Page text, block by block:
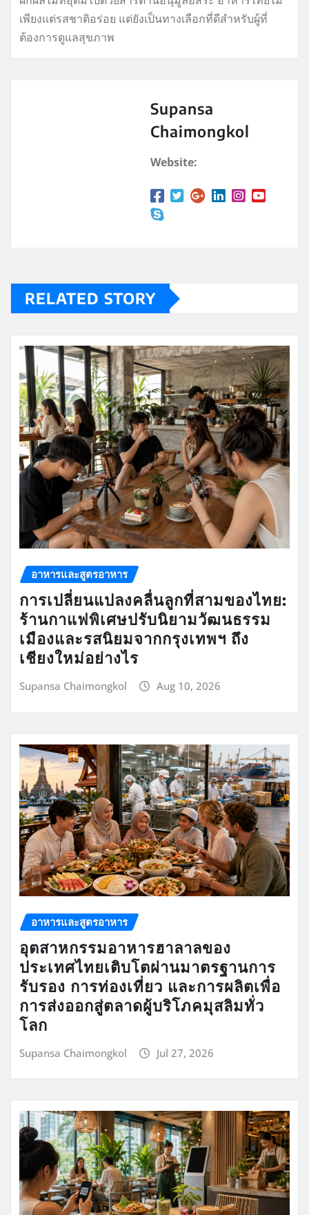
เพียงแต่รสชาติอร่อย แต่ยังเป็นทางเลือกที่ดีสำหรับผู้ที่
ต้องการดูแลสุขภาพ
Supansa
Chaimongkol
Website:
RELATED STORY
อาหารและสูตรอาหาร
การเปลี่ยนแปลงคลื่นลูกที่สามของไทย:
ร้านกาแฟพิเศษปรับนิยามวัฒนธรรม
เมืองและรสนิยมจากกรุงเทพฯ ถึง
เชียงใหม่อย่างไร
Supansa Chaimongkol Aug 10, 2026
อาหารและสูตรอาหาร
อุตสาหกรรมอาหารฮาลาลของ
ประเทศไทยเติบโตผ่านมาตรฐานการ
รับรอง การท่องเที่ยว และการผลิตเพื่อ
การส่งออกสู่ตลาดผู้บริโภคมุสลิมทั่ว
โลก
Supansa Chaimongkol Jul 27, 2026